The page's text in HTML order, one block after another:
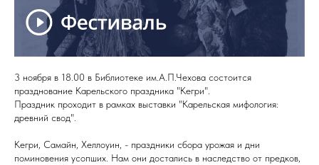
3 ноября в 18.00 в Библиотеке им.А.П.Чехова состоится
празднование Карельского праздника "Кегри".
Праздник проходит в рамках выставки "Карельская мифология:
древний свод".
Кегри, Самайн, Хеллоуин, - праздники сбора урожая и дни
поминовения усопших. Нам они достались в наследство от предков,